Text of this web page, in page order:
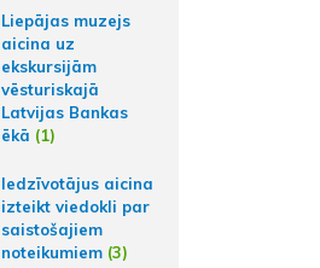
Liepājas muzejs
aicina uz
ekskursijām
vēsturiskajā
Latvijas Bankas
ēkā (1)
Iedzīvotājus aicina
izteikt viedokli par
saistošajiem
noteikumiem (3)